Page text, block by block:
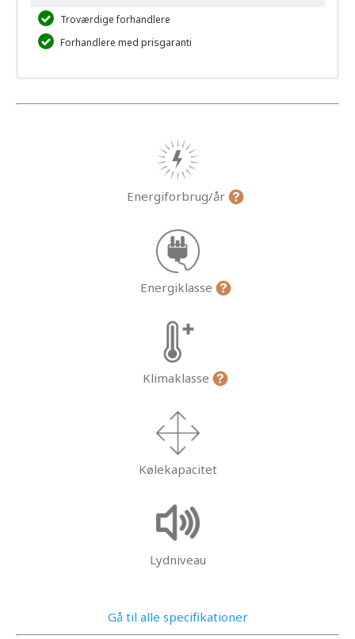
Troværdige forhandlere
Forhandlere med prisgaranti
Energiforbrug/år
Energiklasse
Klimaklasse
Kølekapacitet
Lydniveau
Gå til alle specifikationer